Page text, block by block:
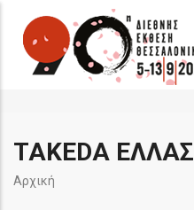
Παράκαμψη
προς
TAKEDA ΕΛΛΑΣ
Breadcrumb
Αρχική